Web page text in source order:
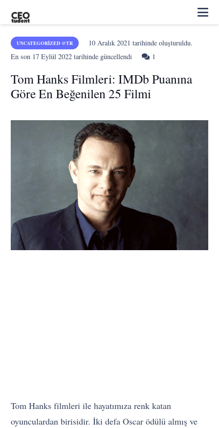
UNCATEGORIZED @TR 10 Aralık 2021 tarihinde oluşturuldu.
En son 17 Eylül 2022 tarihinde güncellendi 1
Tom Hanks Filmleri: IMDb Puanına
Göre En Beğenilen 25 Filmi
Tom Hanks filmleri ile hayatımıza renk katan
oyunculardan birisidir. İki defa Oscar ödülü almış ve